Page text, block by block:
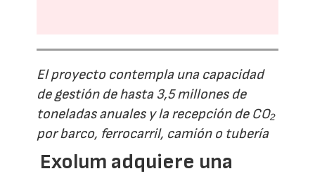
El proyecto contempla una capacidad
de gestión de hasta 3,5 millones de
toneladas anuales y la recepción de CO₂
por barco, ferrocarril, camión o tubería
Exolum adquiere una